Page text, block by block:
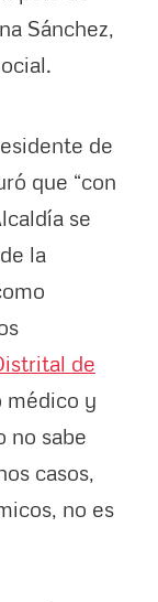
Sánchez,
de
que “con
se
la
de
médico y
no sabe
casos,
no es